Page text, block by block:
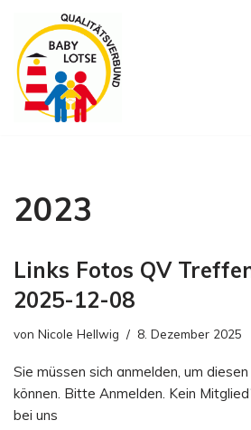
Zum
Inhalt
springen
2023
Links Fotos QV
2025-12-08
von Nicole Hellwig 8. Dezember 2025
Sie müssen sich anmelden, um
können. Bitte Anmelden. Kein
bei uns